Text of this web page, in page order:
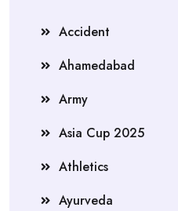
Accident
Ahamedabad
Army
Asia Cup 2025
Athletics
Ayurveda